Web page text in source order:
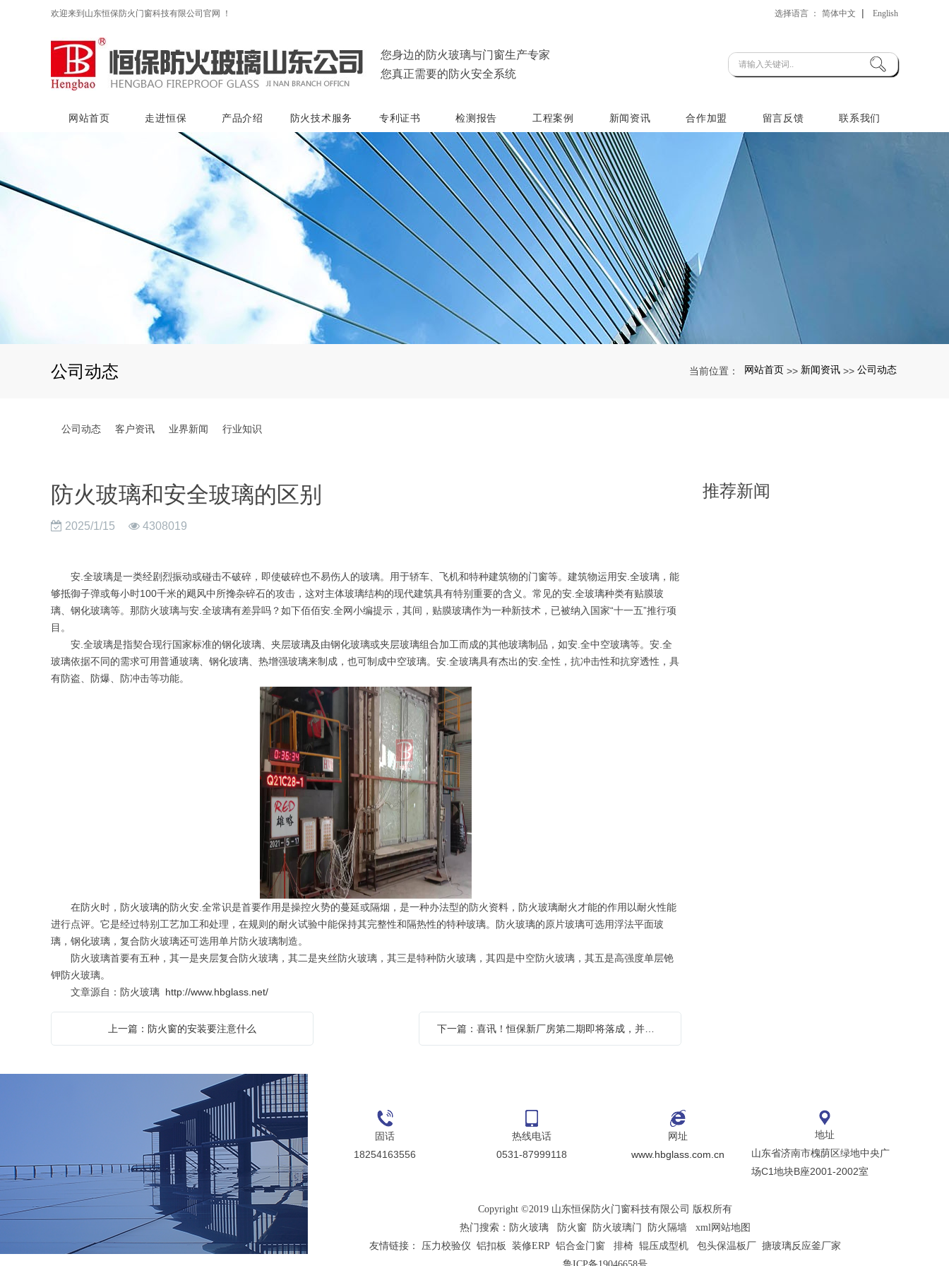
欢迎来到山东恒保防火门窗科技有限公司官网 ！ 选择语言 ： 简体中文 | English
您身边的防火玻璃与门窗生产专家
您真正需要的防火安全系统
网站首页 走进恒保 产品介绍 防火技术服务 专利证书 检测报告 工程案例 新闻资讯 合作加盟 留言反馈 联系我们
公司动态 当前位置： 网站首页 >> 新闻资讯 >> 公司动态
公司动态 客户资讯 业界新闻 行业知识
防火玻璃和安全玻璃的区别
2025/1/15 4308019
安.全玻璃是一类经剧烈振动或碰击不破碎，即使破碎也不易伤人的玻璃。用于轿车、飞机和特种建筑物的门窗等。建筑物运用安.全玻璃，能
够抵御子弹或每小时100千米的飓风中所搀杂碎石的攻击，这对主体玻璃结构的现代建筑具有特别重要的含义。常见的安.全玻璃种类有贴膜玻
璃、钢化玻璃等。那防火玻璃与安.全玻璃有差异吗？如下佰佰安.全网小编提示，其间，贴膜玻璃作为一种新技术，已被纳入国家“十一五”推行项
目。
安.全玻璃是指契合现行国家标准的钢化玻璃、夹层玻璃及由钢化玻璃或夹层玻璃组合加工而成的其他玻璃制品，如安.全中空玻璃等。安.全
玻璃依据不同的需求可用普通玻璃、钢化玻璃、热增强玻璃来制成，也可制成中空玻璃。安.全玻璃具有杰出的安.全性，抗冲击性和抗穿透性，具
有防盗、防爆、防冲击等功能。
在防火时，防火玻璃的防火安.全常识是首要作用是操控火势的蔓延或隔烟，是一种办法型的防火资料，防火玻璃耐火才能的作用以耐火性能
进行点评。它是经过特别工艺加工和处理，在规则的耐火试验中能保持其完整性和隔热性的特种玻璃。防火玻璃的原片玻璃可选用浮法平面玻
璃，钢化玻璃，复合防火玻璃还可选用单片防火玻璃制造。
防火玻璃首要有五种，其一是夹层复合防火玻璃，其二是夹丝防火玻璃，其三是特种防火玻璃，其四是中空防火玻璃，其五是高强度单层铯
钾防火玻璃。
文章源自：防火玻璃 http://www.hbglass.net/
上一篇：防火窗的安装要注意什么 下一篇：喜讯！恒保新厂房第二期即将落成，并成功竞得第三期发展用地！
推荐新闻
固话
18254163556
热线电话
0531-87999118
网址
www.hbglass.com.cn
地址
山东省济南市槐荫区绿地中央广
场C1地块B座2001-2002室
Copyright ©2019 山东恒保防火门窗科技有限公司 版权所有
热门搜索： 防火玻璃 防火窗防火玻璃门 防火隔墙 xml网站地图
友情链接： 压力校验仪 铝扣板 装修ERP 铝合金门窗 排椅 辊压成型机 包头保温板厂 搪玻璃反应釜厂家